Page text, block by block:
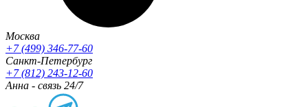
Москва
+7 (499) 346-77-60
Санкт-Петербург
+7 (812) 243-12-60
Анна - связь 24/7